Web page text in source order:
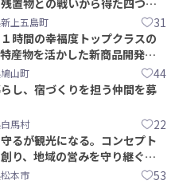
五島町
上五島町 31
時間の幸福度トップクラスの
産物を活かした新商品開発＆
募集！
山町 44
し、宿づくりを担う仲間を募
馬村 22
るが観光になる。コンセプト
り、地域の営みを守り継ぐ仲
せんか？
本市 53